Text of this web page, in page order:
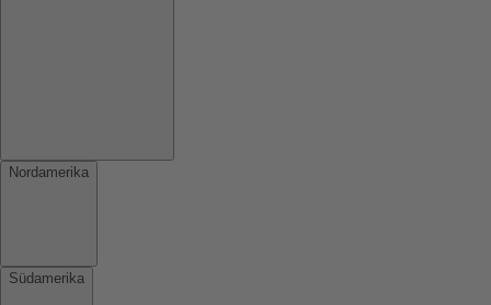
Nordamerika
Südamerika